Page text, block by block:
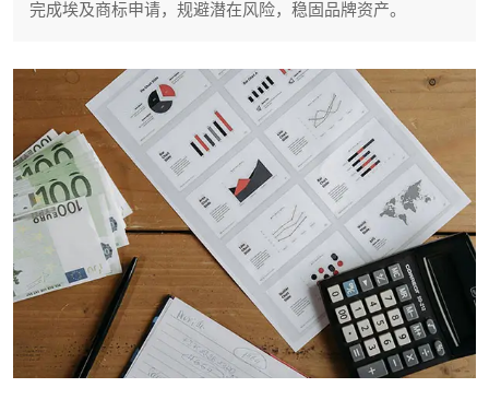
完成埃及商标申请，规避潜在风险，稳固品牌资产。